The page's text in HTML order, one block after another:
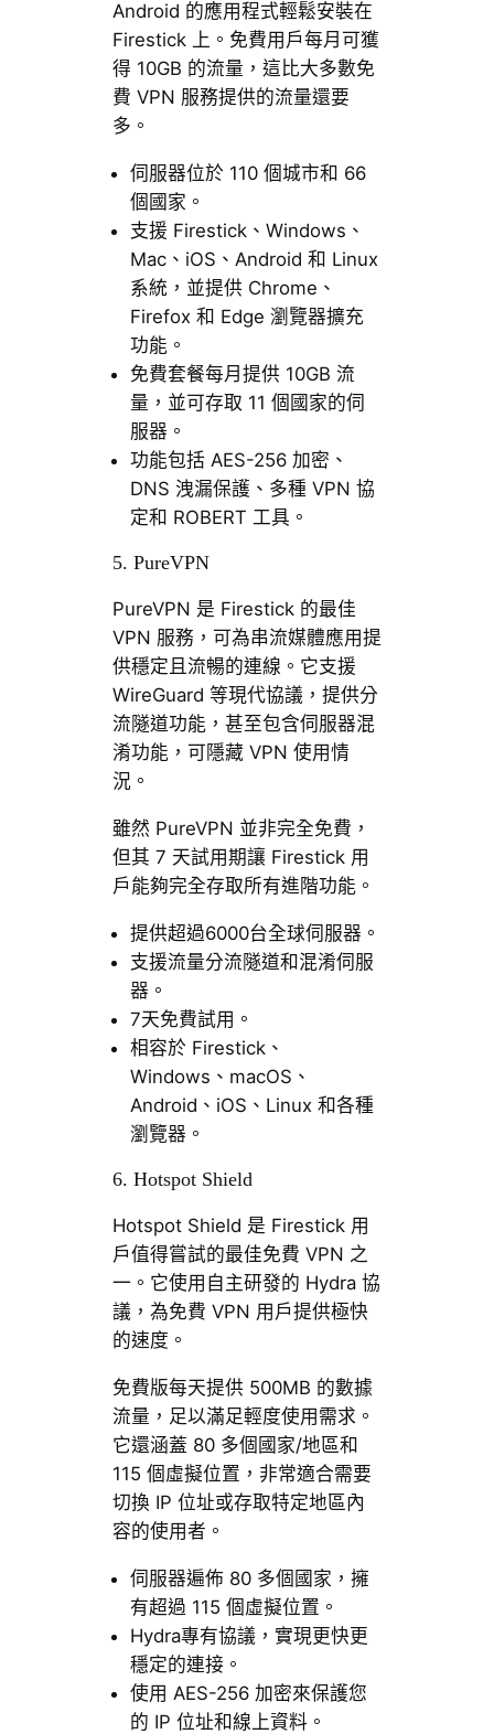
Android 的應用程式輕鬆安裝在
Firestick 上。免費用戶每月可獲
得 10GB 的流量，這比大多數免
費 VPN 服務提供的流量還要
多。
伺服器位於 110 個城市和 66
個國家。
支援 Firestick、Windows、
Mac、iOS、Android 和 Linux
系統，並提供 Chrome、
Firefox 和 Edge 瀏覽器擴充
功能。
免費套餐每月提供 10GB 流
量，並可存取 11 個國家的伺
服器。
功能包括 AES-256 加密、
DNS 洩漏保護、多種 VPN 協
定和 ROBERT 工具。
5. PureVPN
PureVPN 是 Firestick 的最佳
VPN 服務，可為串流媒體應用提
供穩定且流暢的連線。它支援
WireGuard 等現代協議，提供分
流隧道功能，甚至包含伺服器混
淆功能，可隱藏 VPN 使用情
況。
雖然 PureVPN 並非完全免費，
但其 7 天試用期讓 Firestick 用
戶能夠完全存取所有進階功能。
提供超過6000台全球伺服器。
支援流量分流隧道和混淆伺服
器。
7天免費試用。
相容於 Firestick、
Windows、macOS、
Android、iOS、Linux 和各種
瀏覽器。
6. Hotspot Shield
Hotspot Shield 是 Firestick 用
戶值得嘗試的最佳免費 VPN 之
一。它使用自主研發的 Hydra 協
議，為免費 VPN 用戶提供極快
的速度。
免費版每天提供 500MB 的數據
流量，足以滿足輕度使用需求。
它還涵蓋 80 多個國家/地區和
115 個虛擬位置，非常適合需要
切換 IP 位址或存取特定地區內
容的使用者。
伺服器遍佈 80 多個國家，擁
有超過 115 個虛擬位置。
Hydra專有協議，實現更快更
穩定的連接。
使用 AES-256 加密來保護您
的 IP 位址和線上資料。